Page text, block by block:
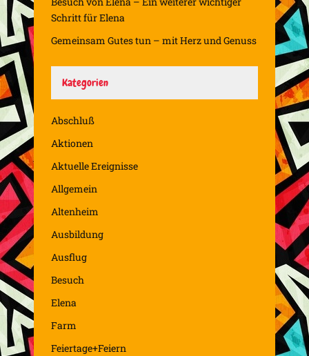
Schritt für Elena
Gemeinsam Gutes tun – mit Herz und Genuss
Kategorien
Abschluß
Aktionen
Aktuelle Ereignisse
Allgemein
Altenheim
Ausbildung
Ausflug
Besuch
Elena
Farm
Feiertage+Feiern